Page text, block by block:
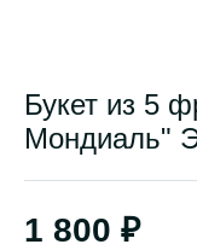
Букет из 5
Мондиаль"
1 800 ₽